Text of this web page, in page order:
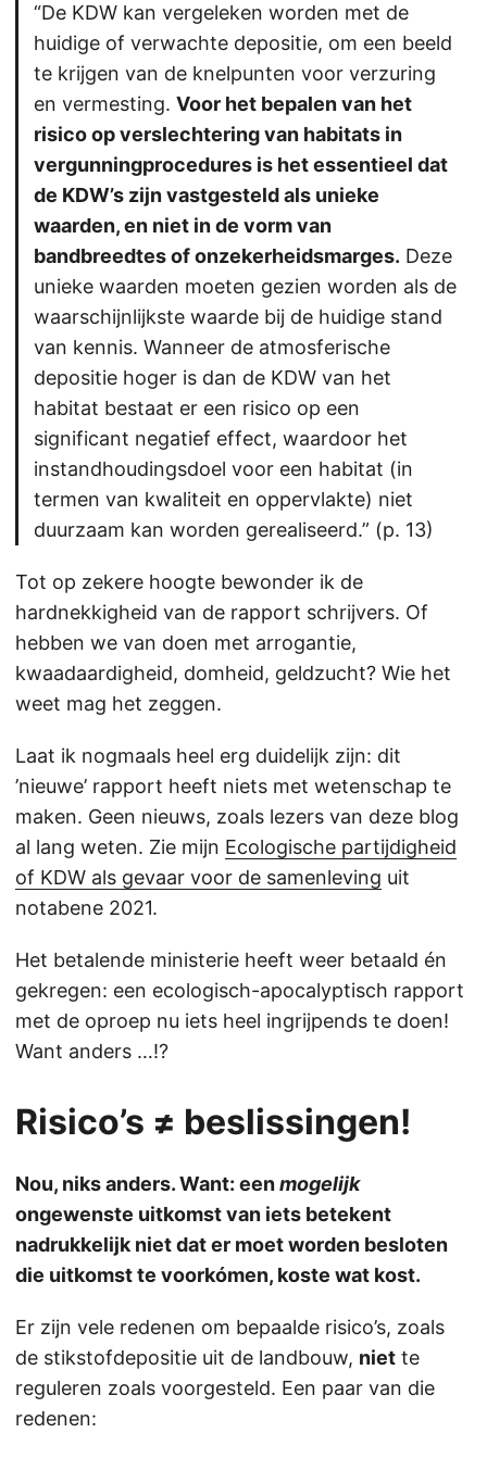
“De KDW kan vergeleken worden met de
huidige of verwachte depositie, om een beeld
te krijgen van de knelpunten voor verzuring
en vermesting. Voor het bepalen van het
risico op verslechtering van habitats in
vergunningprocedures is het essentieel dat
de KDW’s zijn vastgesteld als unieke
waarden, en niet in de vorm van
bandbreedtes of onzekerheidsmarges. Deze
unieke waarden moeten gezien worden als de
waarschijnlijkste waarde bij de huidige stand
van kennis. Wanneer de atmosferische
depositie hoger is dan de KDW van het
habitat bestaat er een risico op een
significant negatief effect, waardoor het
instandhoudingsdoel voor een habitat (in
termen van kwaliteit en oppervlakte) niet
duurzaam kan worden gerealiseerd.” (p. 13)
Tot op zekere hoogte bewonder ik de
hardnekkigheid van de rapport schrijvers. Of
hebben we van doen met arrogantie,
kwaadaardigheid, domheid, geldzucht? Wie het
weet mag het zeggen.
Laat ik nogmaals heel erg duidelijk zijn: dit
’nieuwe’ rapport heeft niets met wetenschap te
maken. Geen nieuws, zoals lezers van deze blog
al lang weten. Zie mijn Ecologische partijdigheid
of KDW als gevaar voor de samenleving uit
notabene 2021.
Het betalende ministerie heeft weer betaald én
gekregen: een ecologisch-apocalyptisch rapport
met de oproep nu iets heel ingrijpends te doen!
Want anders …!?
Risico’s ≠ beslissingen!
Nou, niks anders. Want: eenmogelijk
ongewenste uitkomst van iets betekent
nadrukkelijk niet dat er moet worden besloten
die uitkomst te voorkómen, koste wat kost.
Er zijn vele redenen om bepaalde risico’s, zoals
de stikstofdepositie uit de landbouw, niet te
reguleren zoals voorgesteld. Een paar van die
redenen: